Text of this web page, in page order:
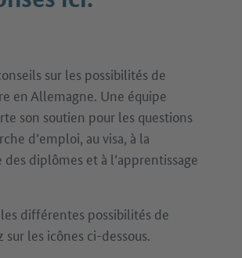
sur les possibilités de
en Allemagne. Une équipe
son soutien pour les questions
d’emploi, au visa, à la
des diplômes et à l’apprentissage
différentes possibilités de
les icônes ci-dessous.